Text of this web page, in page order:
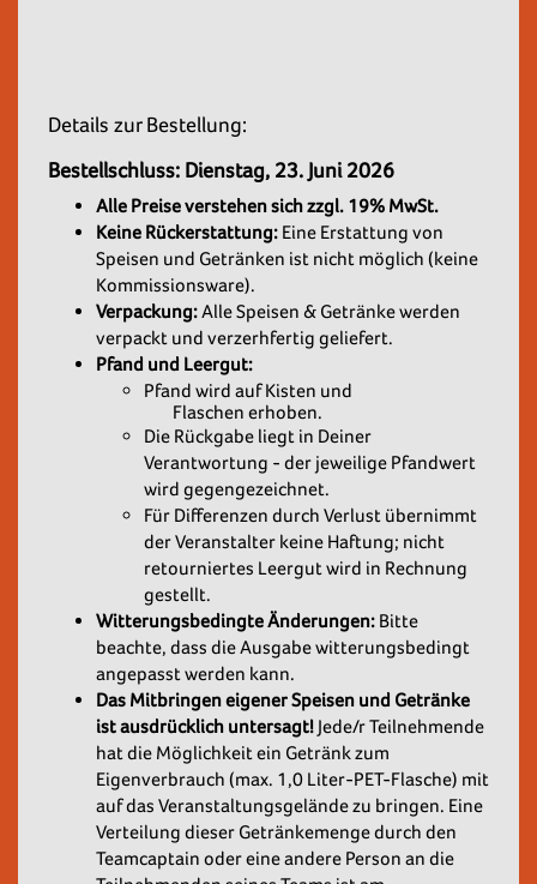
Details zur Bestellung:
Bestellschluss: Dienstag, 23. Juni 2026
Alle Preise verstehen sich zzgl. 19% MwSt.
Keine Rückerstattung: Eine Erstattung von
Speisen und Getränken ist nicht möglich (keine
Kommissionsware).
Verpackung:Alle Speisen & Getränke werden
verpackt und verzerhfertig geliefert.
Pfand und Leergut:
Pfand wird auf Kisten und
Flaschen erhoben.
Die Rückgabe liegt in Deiner
Verantwortung - der jeweilige Pfandwert
wird gegengezeichnet.
Für Differenzen durch Verlust übernimmt
der Veranstalter keine Haftung; nicht
retourniertes Leergut wird in Rechnung
gestellt.
Witterungsbedingte Änderungen: Bitte
beachte, dass die Ausgabe witterungsbedingt
angepasst werden kann.
Das Mitbringen eigener Speisen und Getränke
ist ausdrücklich untersagt! Jede/r Teilnehmende
hat die Möglichkeit ein Getränk zum
Eigenverbrauch (max. 1,0 Liter-PET-Flasche) mit
auf das Veranstaltungsgelände zu bringen. Eine
Verteilung dieser Getränkemenge durch den
Teamcaptain oder eine andere Person an die